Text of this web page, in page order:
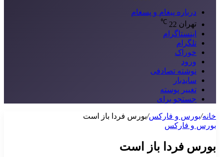
درباره پیغام و پسغام
تهران 22
℃
اینستاگرام
تلگرام
خوراک
ورود
نوشته تصادفی
سایدبار
تغییر پوسته
جستجو برای
خانه/بورس و فارکس/بورس فردا باز است
بورس و فارکس
بورس فردا باز است